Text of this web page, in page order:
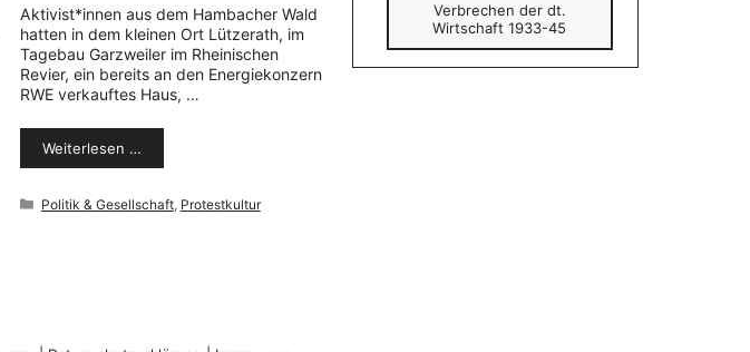
Aktivist*innen aus dem Hambacher Wald
hatten in dem kleinen Ort Lützerath, im
Tagebau Garzweiler im Rheinischen
Revier, ein bereits an den Energiekonzern
RWE verkauftes Haus, …
Weiterlesen …
Kategorien
Politik & Gesellschaft, Protestkultur
Verbrechen der dt.
Wirtschaft 1933-45